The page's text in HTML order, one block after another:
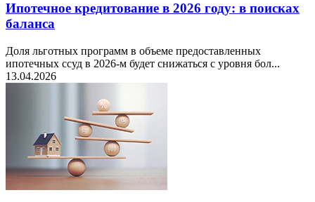
Ипотечное кредитование в 2026 году: в поисках
баланса
Доля льготных программ в объеме предоставленных
ипотечных ссуд в 2026-м будет снижаться с уровня бол...
13.04.2026